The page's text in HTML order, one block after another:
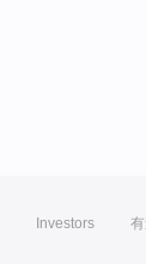
Investors